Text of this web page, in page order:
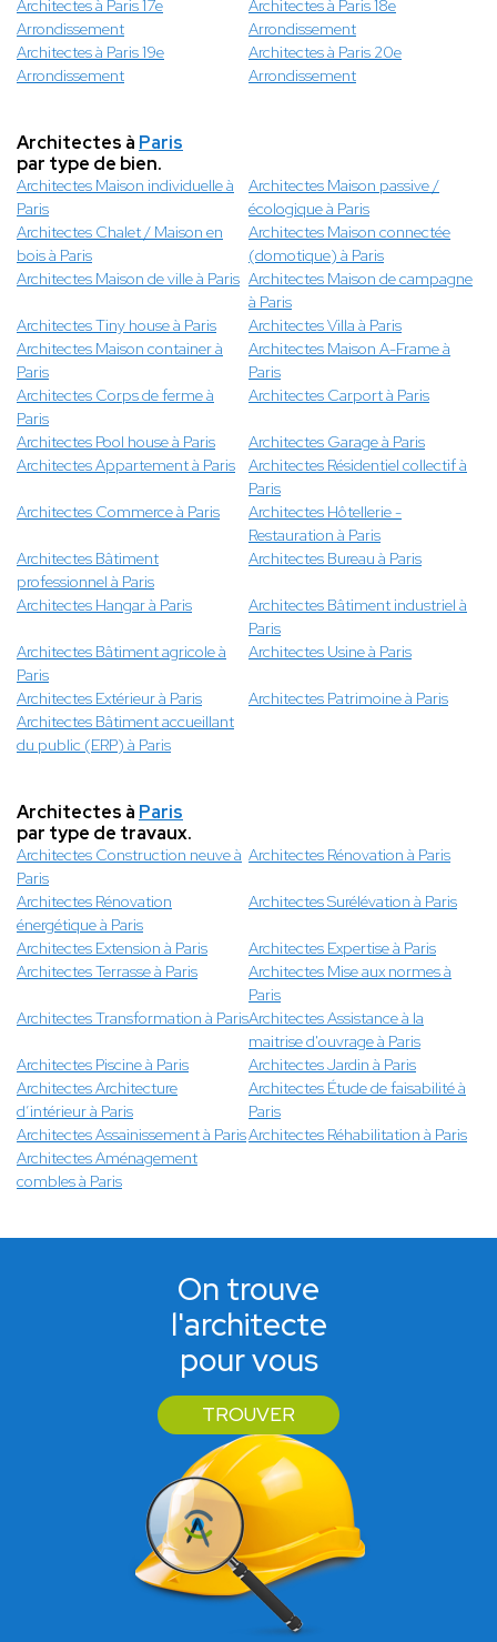
Architectes à Paris 17e
Arrondissement
Architectes à Paris 18e
Arrondissement
Architectes à Paris 19e
Arrondissement
Architectes à Paris 20e
Arrondissement
Architectes à Paris
par type de bien.
Architectes Maison individuelle à
Paris
Architectes Maison passive /
écologique à Paris
Architectes Chalet / Maison en
bois à Paris
Architectes Maison connectée
(domotique) à Paris
Architectes Maison de ville à Paris Architectes Maison de campagne
à Paris
Architectes Tiny house à Paris
Architectes Villa à Paris
Architectes Maison container à
Paris
Architectes Maison A-Frame à
Paris
Architectes Corps de ferme à
Paris
Architectes Carport à Paris
Architectes Pool house à Paris
Architectes Garage à Paris
Architectes Appartement à Paris
Architectes Résidentiel collectif à
Paris
Architectes Commerce à Paris
Architectes Hôtellerie -
Restauration à Paris
Architectes Bâtiment
professionnel à Paris
Architectes Bureau à Paris
Architectes Hangar à Paris
Architectes Bâtiment industriel à
Paris
Architectes Bâtiment agricole à
Paris
Architectes Usine à Paris
Architectes Extérieur à Paris
Architectes Patrimoine à Paris
Architectes Bâtiment accueillant
du public (ERP) à Paris
Architectes à Paris
par type de travaux.
Architectes Construction neuve à
Paris
Architectes Rénovation à Paris
Architectes Rénovation
énergétique à Paris
Architectes Surélévation à Paris
Architectes Extension à Paris
Architectes Expertise à Paris
Architectes Terrasse à Paris
Architectes Mise aux normes à
Paris
Architectes Transformation à ParisArchitectes Assistance à la
maitrise d'ouvrage à Paris
Architectes Piscine à Paris
Architectes Jardin à Paris
Architectes Architecture
d’intérieur à Paris
Architectes Étude de faisabilité à
Paris
Architectes Assainissement à ParisArchitectes Réhabilitation à Paris
Architectes Aménagement
combles à Paris
On trouve
l'architecte
pour vous
TROUVER